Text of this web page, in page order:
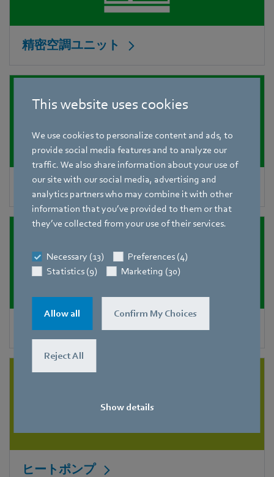
This website uses cookies
We use cookies to personalize content and ads, to
provide social media features and to analyze our
traffic. We also share information about your use of
our site with our social media, advertising and
analytics partners who may combine it with other
information that you’ve provided to them or that
they’ve collected from your use of their services.
Necessary (13)
Preferences (4)
Statistics (9)
Marketing (30)
Allow all Confirm My Choices
Reject All
Show details
精密空調ユニット
データセンターのAHU
サーバラック冷却
ヒートポンプ